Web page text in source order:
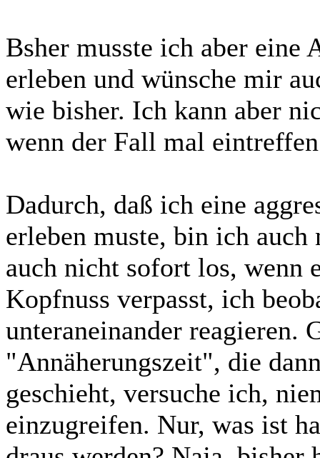
Bsher musste ich aber eine
erleben und wünsche mir
wie bisher. Ich kann aber
wenn der Fall mal
Dadurch, daß ich eine
erleben muste, bin ich
auch nicht sofort los, wenn
Kopfnuss verpasst, ich
unteraneinander reagieren.
"Annäherungszeit", die
geschieht, versuche ich,
einzugreifen. Nur, was ist